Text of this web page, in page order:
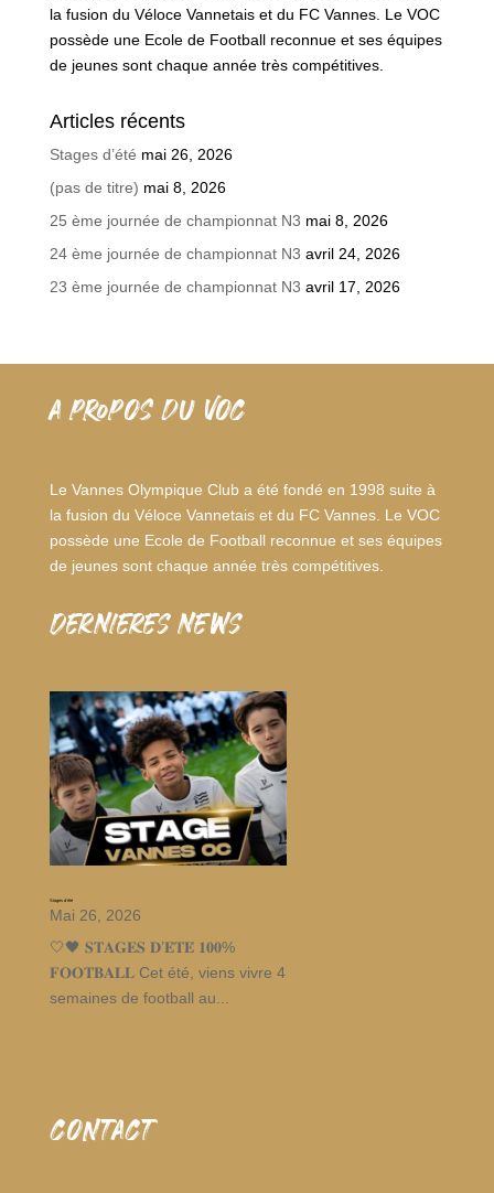
la fusion du Véloce Vannetais et du FC Vannes. Le VOC
possède une Ecole de Football reconnue et ses équipes
de jeunes sont chaque année très compétitives.
Articles récents
Stages d’été mai 26, 2026
(pas de titre) mai 8, 2026
25 ème journée de championnat N3 mai 8, 2026
24 ème journée de championnat N3 avril 24, 2026
23 ème journée de championnat N3 avril 17, 2026
A PROPOS DU VOC
Le Vannes Olympique Club a été fondé en 1998 suite à
la fusion du Véloce Vannetais et du FC Vannes. Le VOC
possède une Ecole de Football reconnue et ses équipes
de jeunes sont chaque année très compétitives.
dernieres news
Stages d’été
Mai 26, 2026
🤍🖤 𝐒𝐓𝐀𝐆𝐄𝐒 𝐃’𝐄́𝐓𝐄́ 𝟏𝟎𝟎%
𝐅𝐎𝐎𝐓𝐁𝐀𝐋𝐋 Cet été, viens vivre 4
semaines de football au...
CONTACT